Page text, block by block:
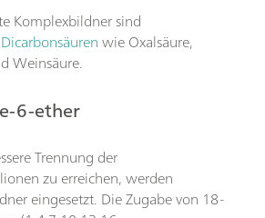
Komplexbildner sind
Dicarbonsäurenwie Oxalsäure,
Weinsäure.
6-ether
Trennung der
zu erreichen, werden
eingesetzt. Die Zugabe von 18-